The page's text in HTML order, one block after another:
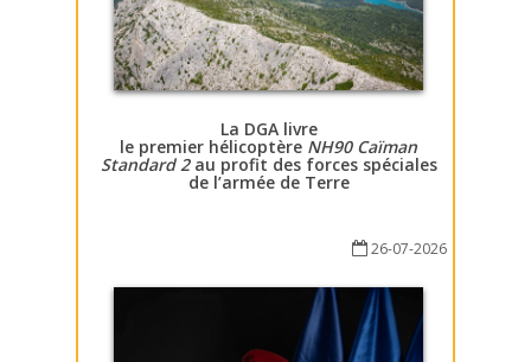
La DGA livre
le premier hélicoptère NH90 Caïman
Standard 2au profit des forces spéciales
de l’armée de Terre
26-07-2026